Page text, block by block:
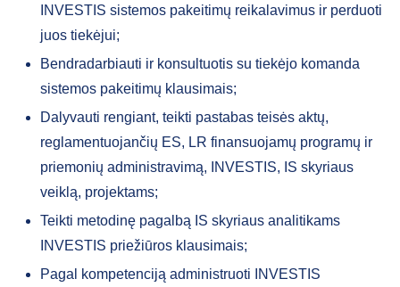
INVESTIS sistemos pakeitimų reikalavimus ir perduoti
juos tiekėjui;
Bendradarbiauti ir konsultuotis su tiekėjo komanda
sistemos pakeitimų klausimais;
Dalyvauti rengiant, teikti pastabas teisės aktų,
reglamentuojančių ES, LR finansuojamų programų ir
priemonių administravimą, INVESTIS, IS skyriaus
veiklą, projektams;
Teikti metodinę pagalbą IS skyriaus analitikams
INVESTIS priežiūros klausimais;
Pagal kompetenciją administruoti INVESTIS